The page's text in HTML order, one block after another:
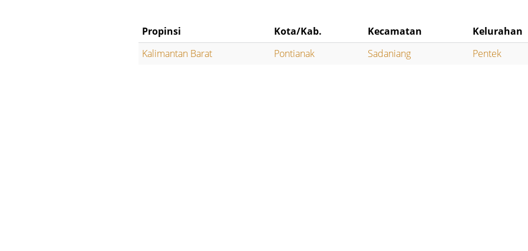
Propinsi Kota/Kab. Kecamatan
Kelurahan
Kalimantan Barat
Pontianak Sadaniang Pentek